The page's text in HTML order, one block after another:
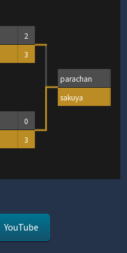
2
3
0
3
parachan
sakuya
YouTube